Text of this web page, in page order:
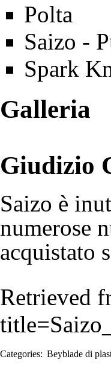
Polta
Saizo -
Spark
Galleria
Giudizio
Saizo è
numerose
acquistato
Retrieved
Categories: Beyblade di